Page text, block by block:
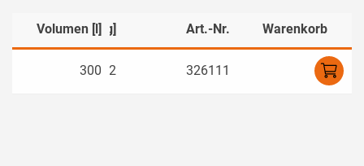
Volumen [l]
300
Gewicht [kg] Art.-Nr. Warenkorb
12 326111